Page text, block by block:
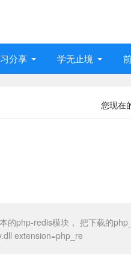
分享 学无止境
您现在
的php-redis模块， 把下载的
extension=php_re